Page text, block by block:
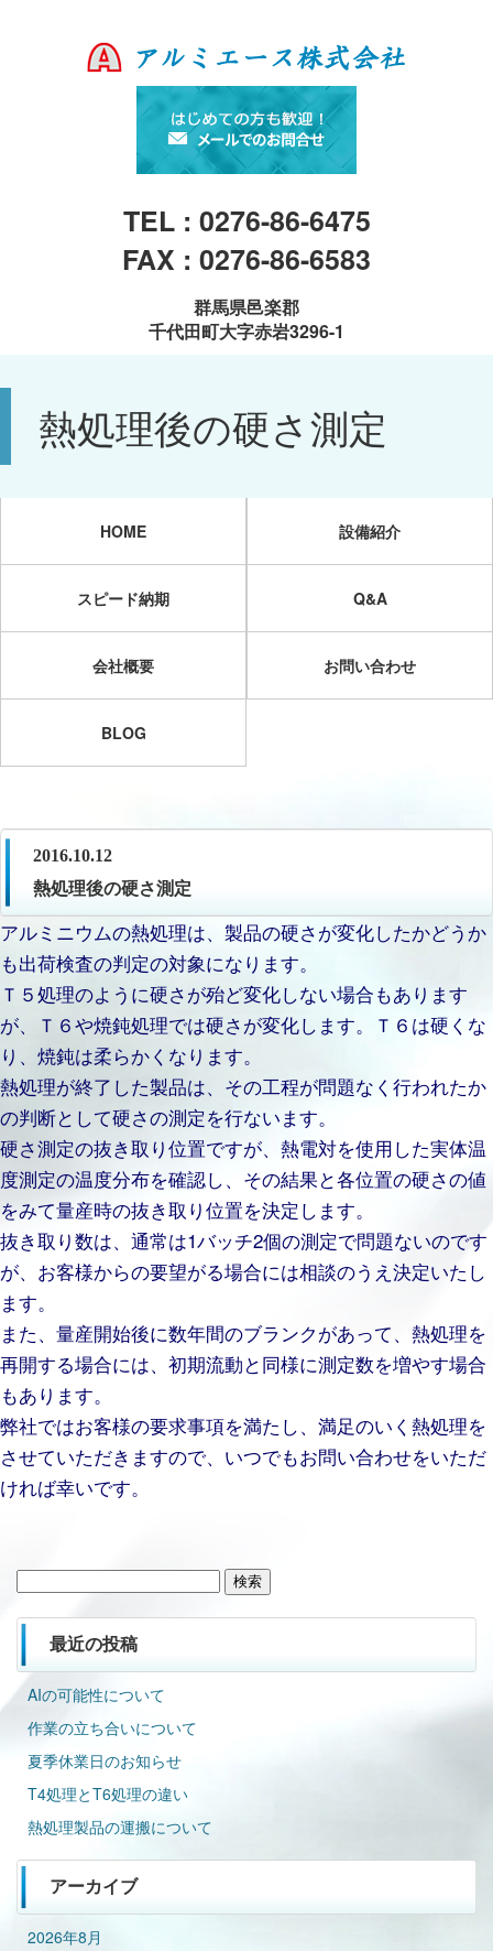
TEL : 0276-86-6475
FAX : 0276-86-6583
群馬県邑楽郡
千代田町大字赤岩3296-1
熱処理後の硬さ測定
HOME 設備紹介
スピード納期 Q&A
会社概要 お問い合わせ
BLOG
2016.10.12
熱処理後の硬さ測定
アルミニウムの熱処理は、製品の硬さが変化したかどうか
も出荷検査の判定の対象になります。
Ｔ５処理のように硬さが殆ど変化しない場合もあります
が、Ｔ６や焼鈍処理では硬さが変化します。Ｔ６は硬くな
り、焼鈍は柔らかくなります。
熱処理が終了した製品は、その工程が問題なく行われたか
の判断として硬さの測定を行ないます。
硬さ測定の抜き取り位置ですが、熱電対を使用した実体温
度測定の温度分布を確認し、その結果と各位置の硬さの値
をみて量産時の抜き取り位置を決定します。
抜き取り数は、通常は1バッチ2個の測定で問題ないのです
が、お客様からの要望がる場合には相談のうえ決定いたし
ます。
また、量産開始後に数年間のブランクがあって、熱処理を
再開する場合には、初期流動と同様に測定数を増やす場合
もあります。
弊社ではお客様の要求事項を満たし、満足のいく熱処理を
させていただきますので、いつでもお問い合わせをいただ
ければ幸いです。
最近の投稿
AIの可能性について
作業の立ち合いについて
夏季休業日のお知らせ
T4処理とT6処理の違い
熱処理製品の運搬について
アーカイブ
2026年8月